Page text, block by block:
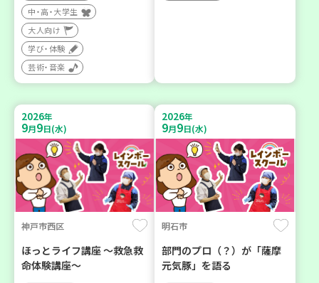
中・高・大学生
大人向け
学び・体験
芸術・音楽
2026年
9月9日(水)
神戸市西区
ほっとライフ講座 ～救急救
命体験講座～
2026年
9月9日(水)
明石市
部門のプロ（？）が「薩摩
元気豚」を語る